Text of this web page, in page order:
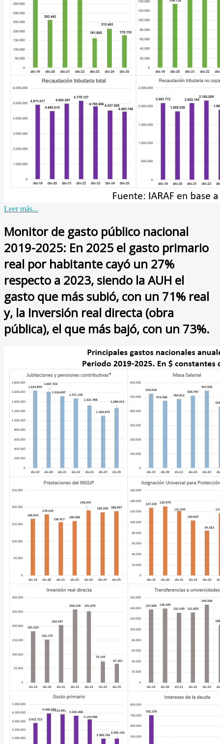
Leer más...
Monitor de gasto público nacional
2019-2025: En 2025 el gasto primario
real por habitante cayó un 27%
respecto a 2023, siendo la AUH el
gasto que más subió, con un 71% real
y, la Inversión real directa (obra
pública), el que más bajó, con un 73%.